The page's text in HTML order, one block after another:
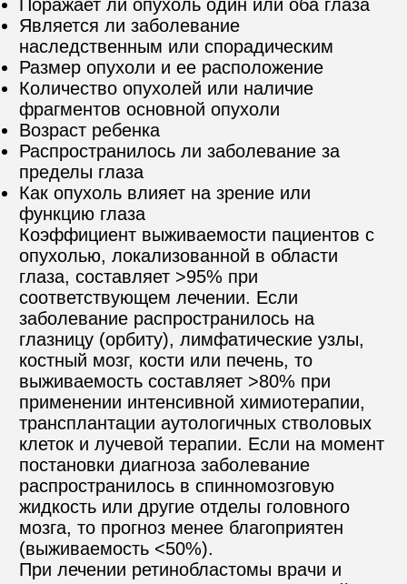
Поражает ли опухоль один или оба глаза
Является ли заболевание
наследственным или спорадическим
Размер опухоли и ее расположение
Количество опухолей или наличие
фрагментов основной опухоли
Возраст ребенка
Распространилось ли заболевание за
пределы глаза
Как опухоль влияет на зрение или
функцию глаза
Коэффициент выживаемости пациентов с
опухолью, локализованной в области
глаза, составляет >95% при
соответствующем лечении. Если
заболевание распространилось на
глазницу (орбиту), лимфатические узлы,
костный мозг, кости или печень, то
выживаемость составляет >80% при
применении интенсивной химиотерапии,
трансплантации аутологичных стволовых
клеток и лучевой терапии. Если на момент
постановки диагноза заболевание
распространилось в спинномозговую
жидкость или другие отделы головного
мозга, то прогноз менее благоприятен
(выживаемость <50%).
При лечении ретинобластомы врачи и